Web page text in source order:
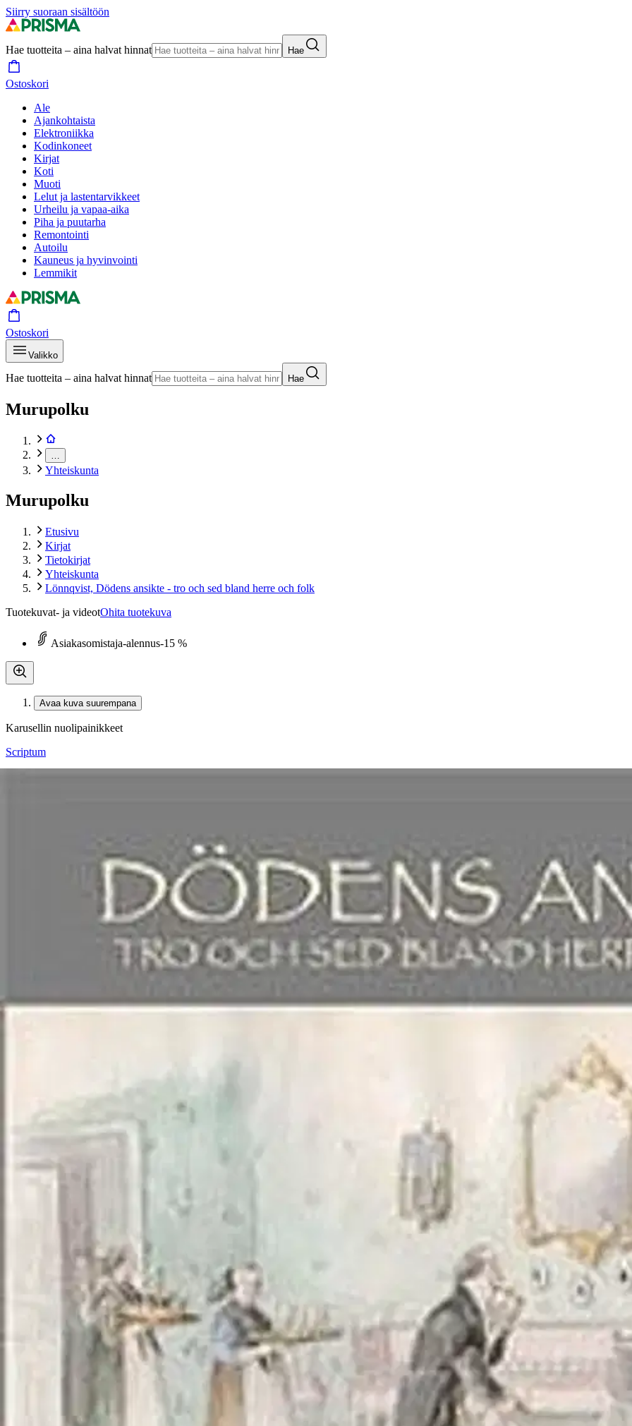
Siirry suoraan sisältöön
Hae tuotteita – aina halvat hinnat Hae
Ostoskori
Ale
Ajankohtaista
Elektroniikka
Kodinkoneet
Kirjat
Koti
Muoti
Lelut ja lastentarvikkeet
Urheilu ja vapaa-aika
Piha ja puutarha
Remontointi
Autoilu
Kauneus ja hyvinvointi
Lemmikit
Ostoskori
Valikko
Hae tuotteita – aina halvat hinnat Hae
Murupolku
Yhteiskunta
Murupolku
Etusivu
Kirjat
Tietokirjat
Yhteiskunta
Lönnqvist, Dödens ansikte - tro och sed bland herre och folk
Tuotekuvat- ja videotOhita tuotekuva
Asiakasomistaja-alennus-15 %
Avaa kuva suurempana
Karusellin nuolipainikkeet
Scriptum
27,30 €
Toimitus
Kotiin tai noutopisteeseen
Alk. 0 €
Tarkista myymäläsaatavuus
Ei saatavilla
Döden är en oåtkomlig makt: närvarande och frånvarande, synlig och osynlig, tidsbunden och tidlös, aktiv och passiv. Döden har ofta
känslolivet. Symboliskt har döden getts drag av ljus, renhet, ljud, dofter och värme, men också skugga, kyla, vällust, avsky, kärlek,
flora av sedvänjor, ritualer och trosföreställningar försökt förstå, blidka och tämja döden. Dödens ansikte beskriver några av de strategier
som en biologiskt omutbar makt. Bokens tyngdpunkt vilar på de mänskliga berättelserna och upplevelserna. Traditionen har skrivits ner av
svar på en frågelista 1967-68. Sedvänjorna bland de högre stånden belyses med utdrag ur historiska dokument, dagböcker och memoarer.
arkiv avtäcker Dödens ansikte.